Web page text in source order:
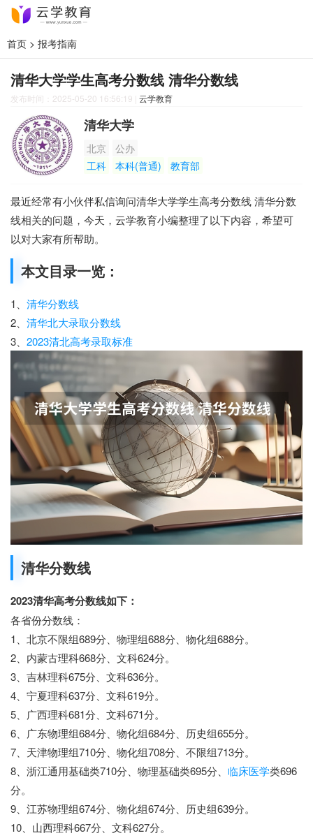
首页 > 报考指南
清华大学学生高考分数线 清华分数线
发布时间：2025-05-20 16:56:19 | 云学教育
清华大学
北京
公办
工科
本科(普通) 教育部
最近经常有小伙伴私信询问清华大学学生高考分数线 清华分数
线相关的问题，今天，云学教育小编整理了以下内容，希望可
以对大家有所帮助。
本文目录一览：
1、 清华分数线
2、 清华北大录取分数线
3、 2023清北高考录取标准
清华分数线
2023清华高考分数线如下：
各省份分数线：
1、北京不限组689分、物理组688分、物化组688分。
2、内蒙古理科668分、文科624分。
3、吉林理科675分、文科636分。
4、宁夏理科637分、文科619分。
5、广西理科681分、文科671分。
6、广东物理组684分、物化组684分、历史组655分。
7、天津物理组710分、物化组708分、不限组713分。
8、浙江通用基础类710分、物理基础类695分、 临床医学类696
分。
9、江苏物理组674分、物化组674分、历史组639分。
10、山西理科667分、文科627分。